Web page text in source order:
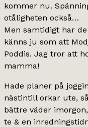
kommer nu.
otåligheten också…
Men samtidigt har
känns ju som att
Poddis. Jag tror att
mamma!
Hade planer på
nästintill orkar ute,
bättre väder
te & en